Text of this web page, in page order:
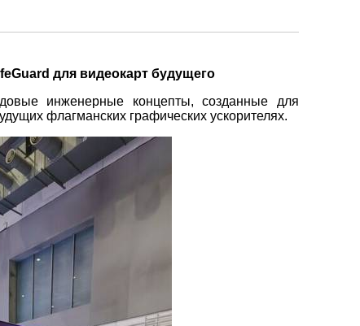
для видеокарт будущего
инженерные концепты, созданные для
флагманских графических ускорителях.